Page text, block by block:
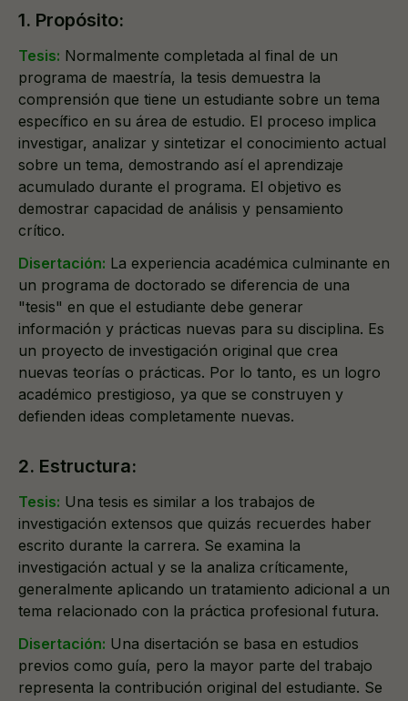
1. Propósito:
Tesis: Normalmente completada al final de un
programa de maestría, la tesis demuestra la
comprensión que tiene un estudiante sobre un tema
específico en su área de estudio. El proceso implica
investigar, analizar y sintetizar el conocimiento actual
sobre un tema, demostrando así el aprendizaje
acumulado durante el programa. El objetivo es
demostrar capacidad de análisis y pensamiento
crítico.
Disertación: La experiencia académica culminante en
un programa de doctorado se diferencia de una
"tesis" en que el estudiante debe generar
información y prácticas nuevas para su disciplina. Es
un proyecto de investigación original que crea
nuevas teorías o prácticas. Por lo tanto, es un logro
académico prestigioso, ya que se construyen y
defienden ideas completamente nuevas.
2. Estructura:
Tesis: Una tesis es similar a los trabajos de
investigación extensos que quizás recuerdes haber
escrito durante la carrera. Se examina la
investigación actual y se la analiza críticamente,
generalmente aplicando un tratamiento adicional a un
tema relacionado con la práctica profesional futura.
Disertación: Una disertación se basa en estudios
previos como guía, pero la mayor parte del trabajo
representa la contribución original del estudiante. Se